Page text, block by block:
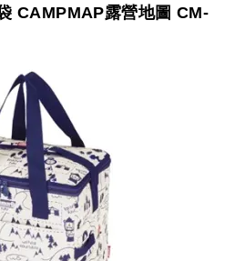
CAMPMAP露營地圖 CM-